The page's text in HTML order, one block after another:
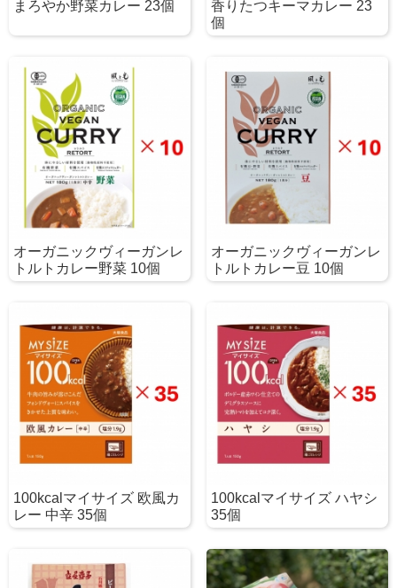
まろやか野菜カレー 23個
香りたつキーマカレー 23
個
オーガニックヴィーガンレ
トルトカレー野菜 10個
オーガニックヴィーガンレ
トルトカレー豆 10個
100kcalマイサイズ 欧風カ
レー 中辛 35個
100kcalマイサイズ ハヤシ
35個